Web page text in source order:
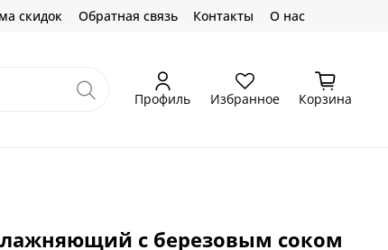
скидок Обратная связь Контакты О нас
Профиль Избранное Корзина
с березовым соком